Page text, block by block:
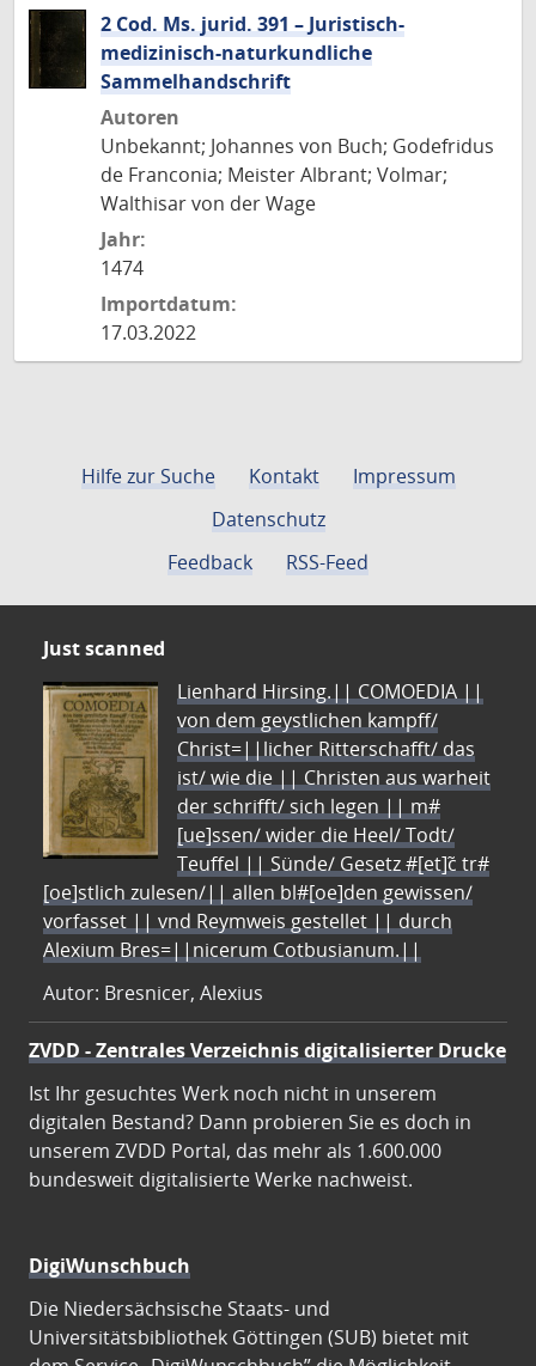
2 Cod. Ms. jurid. 391 – Juristisch-
medizinisch-naturkundliche
Sammelhandschrift
Autoren
Unbekannt; Johannes von Buch; Godefridus
de Franconia; Meister Albrant; Volmar;
Walthisar von der Wage
Jahr:
1474
Importdatum:
17.03.2022
Hilfe zur Suche Kontakt
Impressum
Datenschutz
Feedback
RSS-Feed
Just scanned
Lienhard Hirsing.|| COMOEDIA ||
von dem geystlichen kampff/
Christ=||licher Ritterschafft/ das
ist/ wie die || Christen aus warheit
der schrifft/ sich legen || m#
[ue]ssen/ wider die Heel/ Todt/
Teuffel || Sünde/ Gesetz #[et]c̃ tr#
[oe]stlich zulesen/|| allen bl#[oe]den gewissen/
vorfasset || vnd Reymweis gestellet || durch
Alexium Bres=||nicerum Cotbusianum.||
Autor: Bresnicer, Alexius
ZVDD - Zentrales Verzeichnis digitalisierter Drucke
Ist Ihr gesuchtes Werk noch nicht in unserem
digitalen Bestand? Dann probieren Sie es doch in
unserem ZVDD Portal, das mehr als 1.600.000
bundesweit digitalisierte Werke nachweist.
DigiWunschbuch
Die Niedersächsische Staats- und
Universitätsbibliothek Göttingen (SUB) bietet mit